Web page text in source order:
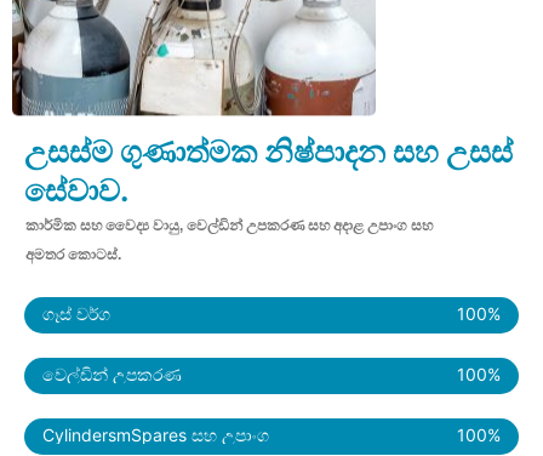
උසස්ම ගුණාත්මක නිෂ්පාදන සහ උසස්
සේවාව.
කාර්මික සහ වෛද්‍ය වායු, වෙල්ඩින් උපකරණ සහ අදාළ උපාංග සහ
අමතර කොටස්.
ගෑස් වර්ග 100%
වෙල්ඩින් උපකරණ 100%
CylindersmSpares සහ උපාංග 100%